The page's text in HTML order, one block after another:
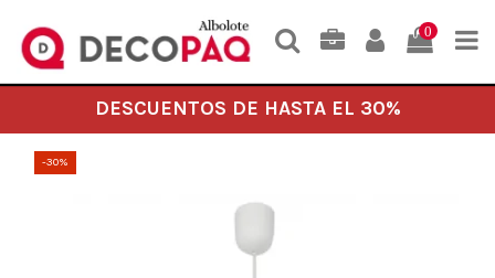
0
DESCUENTOS DE HASTA EL 30%
-30%